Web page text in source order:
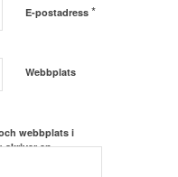
E-postadress *
Webbplats
webbplats i
skriver en